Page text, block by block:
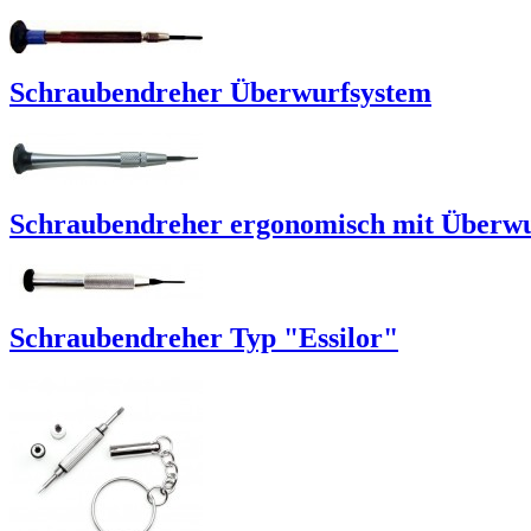
Schraubendreher Überwurfsystem
Schraubendreher ergonomisch mit
Schraubendreher Typ "Essilor"